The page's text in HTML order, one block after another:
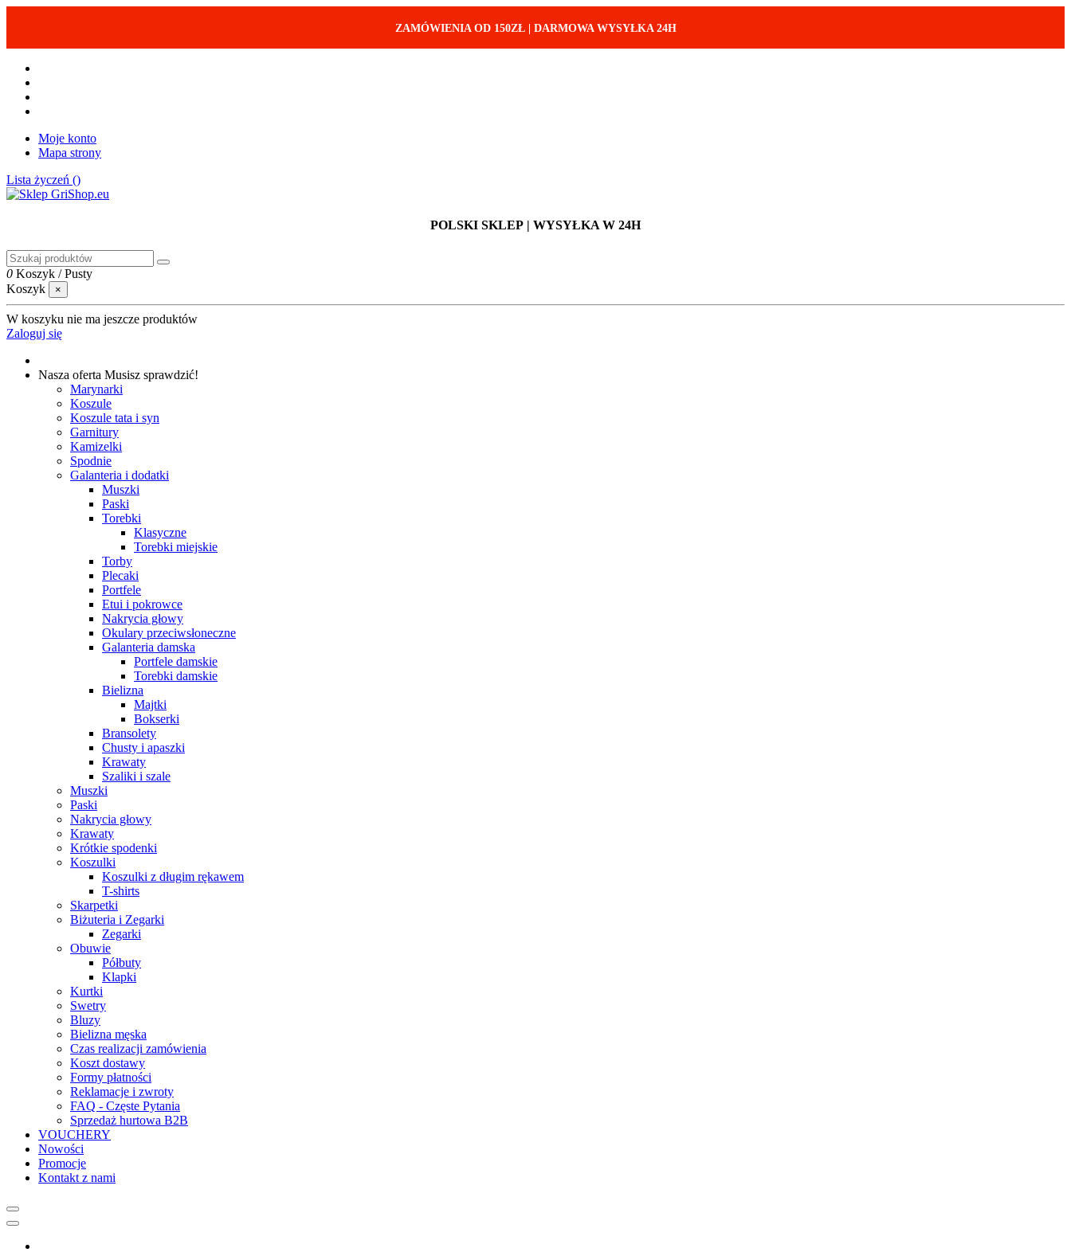
ZAMÓWIENIA OD 150ZŁ| DARMOWA WYSYŁKA 24H
Moje konto
Mapa strony
Lista życzeń ()
POLSKI SKLEP | WYSYŁKA W 24H
0 Koszyk /Pusty
Koszyk
×
W koszyku nie ma jeszcze produktów
Zaloguj się
Nasza oferta Musisz sprawdzić!
Marynarki
Koszule
Koszule tata i syn
Garnitury
Kamizelki
Spodnie
Galanteria i dodatki
Muszki
Paski
Torebki
Klasyczne
Torebki miejskie
Torby
Plecaki
Portfele
Etui i pokrowce
Nakrycia głowy
Okulary przeciwsłoneczne
Galanteria damska
Portfele damskie
Torebki damskie
Bielizna
Majtki
Bokserki
Bransolety
Chusty i apaszki
Krawaty
Szaliki i szale
Muszki
Paski
Nakrycia głowy
Krawaty
Krótkie spodenki
Koszulki
Koszulki z długim rękawem
T-shirts
Skarpetki
Biżuteria i Zegarki
Zegarki
Obuwie
Półbuty
Klapki
Kurtki
Swetry
Bluzy
Bielizna męska
Czas realizacji zamówienia
Koszt dostawy
Formy płatności
Reklamacje i zwroty
FAQ - Częste Pytania
Sprzedaż hurtowa B2B
VOUCHERY
Nowości
Promocje
Kontakt z nami